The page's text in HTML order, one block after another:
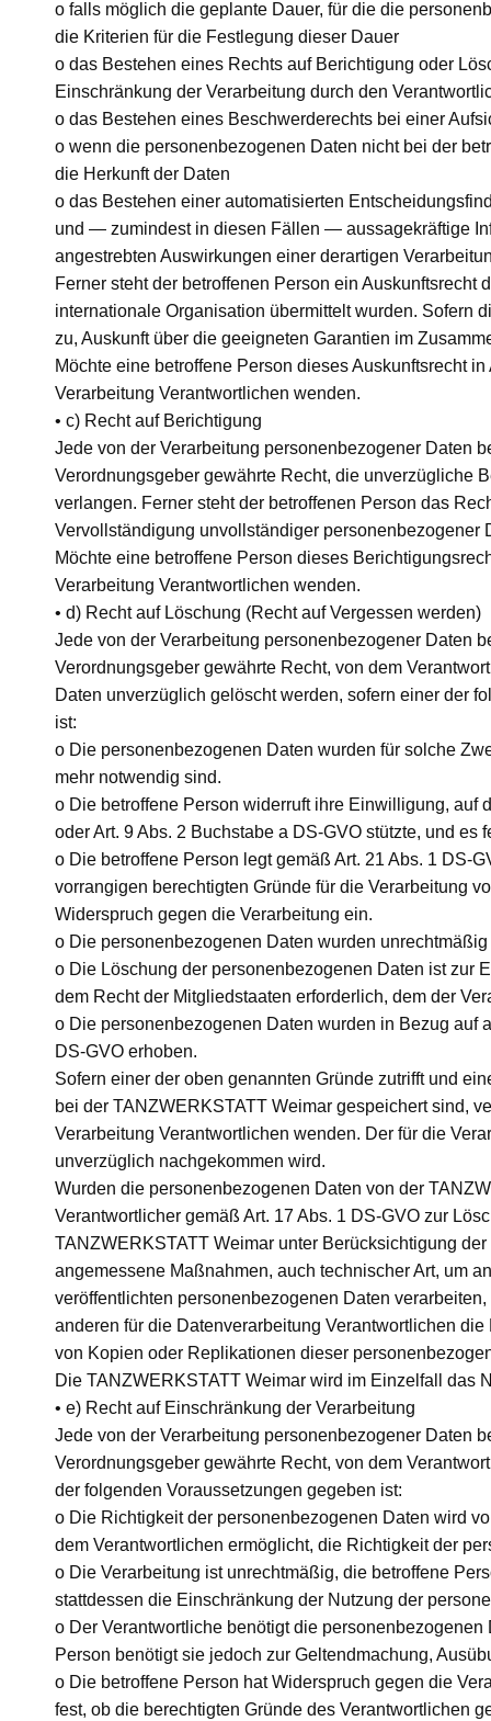
o falls möglich die geplante Dauer, für die die
die Kriterien für die Festlegung dieser Dauer
o das Bestehen eines Rechts auf Berichtigung oder
Einschränkung der Verarbeitung durch den
o das Bestehen eines Beschwerderechts bei einer
o wenn die personenbezogenen Daten nicht bei der
die Herkunft der Daten
o das Bestehen einer automatisierten
und — zumindest in diesen Fällen — aussagekräftige
angestrebten Auswirkungen einer derartigen
Ferner steht der betroffenen Person ein
internationale Organisation übermittelt wurden. Sofern
zu, Auskunft über die geeigneten Garantien im
Möchte eine betroffene Person dieses Auskunftsrecht
Verarbeitung Verantwortlichen wenden.
• c) Recht auf Berichtigung
Jede von der Verarbeitung personenbezogener Daten
Verordnungsgeber gewährte Recht, die unverzügliche
verlangen. Ferner steht der betroffenen Person das
Vervollständigung unvollständiger
Möchte eine betroffene Person dieses
Verarbeitung Verantwortlichen wenden.
• d) Recht auf Löschung (Recht auf Vergessen werden)
Jede von der Verarbeitung personenbezogener Daten
Verordnungsgeber gewährte Recht, von dem
Daten unverzüglich gelöscht werden, sofern einer der
ist:
o Die personenbezogenen Daten wurden für solche
mehr notwendig sind.
o Die betroffene Person widerruft ihre Einwilligung, auf
oder Art. 9 Abs. 2 Buchstabe a DS-GVO stützte, und
o Die betroffene Person legt gemäß Art. 21 Abs. 1 DS-
vorrangigen berechtigten Gründe für die Verarbeitung
Widerspruch gegen die Verarbeitung ein.
o Die personenbezogenen Daten wurden unrechtmäßig
o Die Löschung der personenbezogenen Daten ist zur
dem Recht der Mitgliedstaaten erforderlich, dem der
o Die personenbezogenen Daten wurden in Bezug auf
DS-GVO erhoben.
Sofern einer der oben genannten Gründe zutrifft und
bei der TANZWERKSTATT Weimar gespeichert sind,
Verarbeitung Verantwortlichen wenden. Der für die
unverzüglich nachgekommen wird.
Wurden die personenbezogenen Daten von der
Verantwortlicher gemäß Art. 17 Abs. 1 DS-GVO zur
TANZWERKSTATT Weimar unter Berücksichtigung
angemessene Maßnahmen, auch technischer Art, um
veröffentlichten personenbezogenen Daten
anderen für die Datenverarbeitung Verantwortlichen
von Kopien oder Replikationen dieser
Die TANZWERKSTATT Weimar wird im Einzelfall das
• e) Recht auf Einschränkung der Verarbeitung
Jede von der Verarbeitung personenbezogener Daten
Verordnungsgeber gewährte Recht, von dem
der folgenden Voraussetzungen gegeben ist:
o Die Richtigkeit der personenbezogenen Daten wird
dem Verantwortlichen ermöglicht, die Richtigkeit der
o Die Verarbeitung ist unrechtmäßig, die betroffene
stattdessen die Einschränkung der Nutzung der
o Der Verantwortliche benötigt die
Person benötigt sie jedoch zur Geltendmachung,
o Die betroffene Person hat Widerspruch gegen die
fest, ob die berechtigten Gründe des Verantwortlichen